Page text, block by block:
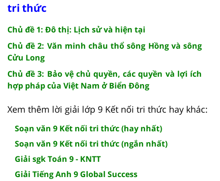
tri thức
Chủ đề 1: Đô thị: Lịch sử và hiện tại
Chủ đề 2: Văn minh châu thổ sông Hồng và sông
Cửu Long
Chủ đề 3: Bảo vệ chủ quyền, các quyền và lợi ích
hợp pháp của Việt Nam ở Biển Đông
Xem thêm lời giải lớp 9 Kết nối tri thức hay khác:
Soạn văn 9 Kết nối tri thức (hay nhất)
Soạn văn 9 Kết nối tri thức (ngắn nhất)
Giải sgk Toán 9 - KNTT
Giải Tiếng Anh 9 Global Success